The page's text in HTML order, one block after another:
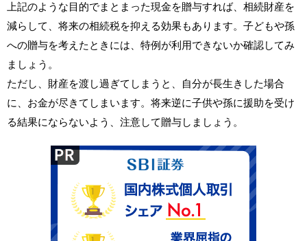
上記のような目的でまとまった現金を贈与すれば、相続財産を
減らして、将来の相続税を抑える効果もあります。子どもや孫
への贈与を考えたときには、特例が利用できないか確認してみ
ましょう。
ただし、財産を渡し過ぎてしまうと、自分が長生きした場合
に、お金が尽きてしまいます。将来逆に子供や孫に援助を受け
る結果にならないよう、注意して贈与しましょう。